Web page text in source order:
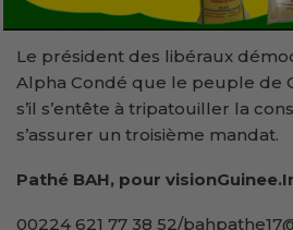
Le président des libéraux
Alpha Condé que le peuple de
s’il s’entête à tripatouiller la
s’assurer un troisième mandat.
Pathé BAH, pour
00224 621 77 38 52/